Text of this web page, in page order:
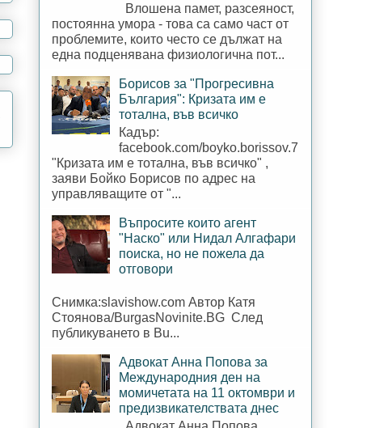
Влошена памет, разсеяност,
постоянна умора - това са само част от
проблемите, които често се дължат на
една подценявана физиологична пот...
Борисов за "Прогресивна
България": Кризата им е
тотална, във всичко
Кадър:
facebook.com/boyko.borissov.7
"Кризата им е тотална, във всичко" ,
заяви Бойко Борисов по адрес на
управляващите от "...
Въпросите които агент
"Наско" или Нидал Алгафари
поиска, но не пожела да
отговори
Снимка:slavishow.com Автор Катя
Стоянова/BurgasNovinite.BG След
публикуването в Bu...
Адвокат Анна Попова за
Международния ден на
момичетата на 11 октомври и
предизвикателствата днес